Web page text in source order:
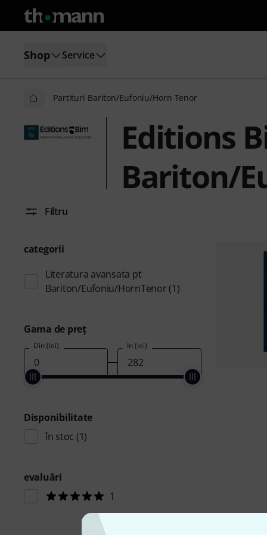
Shop Service
Partituri Bariton/Eufoniu/Horn Tenor
Editions
Bariton/
Filtru
categorii
Literatura avansata pt
Bariton/Eufoniu/HornTenor (1)
Gama de preţ
Din (lei) În (lei)
Disponibilitate
în stoc (1)
evaluări
1